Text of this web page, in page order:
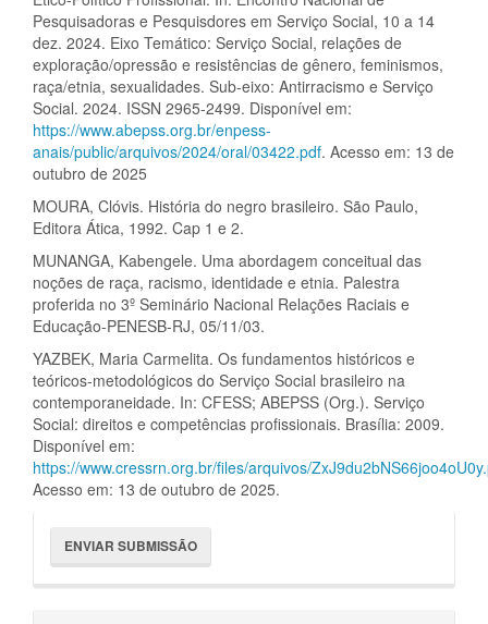
Pesquisadoras e Pesquisdores em Serviço Social, 10 a 14
dez. 2024. Eixo Temático: Serviço Social, relações de
exploração/opressão e resistências de gênero, feminismos,
raça/etnia, sexualidades. Sub-eixo: Antirracismo e Serviço
Social. 2024. ISSN 2965-2499. Disponível em:
https://www.abepss.org.br/enpess-
anais/public/arquivos/2024/oral/03422.pdf. Acesso em: 13 de
outubro de 2025
MOURA, Clóvis. História do negro brasileiro. São Paulo,
Editora Ática, 1992. Cap 1 e 2.
MUNANGA, Kabengele. Uma abordagem conceitual das
noções de raça, racismo, identidade e etnia. Palestra
proferida no 3º Seminário Nacional Relações Raciais e
Educação-PENESB-RJ, 05/11/03.
YAZBEK, Maria Carmelita. Os fundamentos históricos e
teóricos-metodológicos do Serviço Social brasileiro na
contemporaneidade. In: CFESS; ABEPSS (Org.). Serviço
Social: direitos e competências profissionais. Brasília: 2009.
Disponível em:
https://www.cressrn.org.br/files/arquivos/
Acesso em: 13 de outubro de 2025.
Enviar
Submissão
ENVIAR SUBMISSÃO